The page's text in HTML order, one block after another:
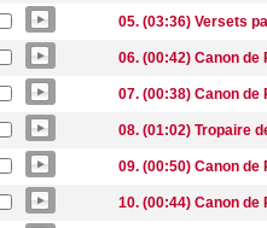
05. (03:36) Versets
06. (00:42) Canon de
07. (00:38) Canon de
08. (01:02) Tropaire
09. (00:50) Canon de
10. (00:44) Canon de